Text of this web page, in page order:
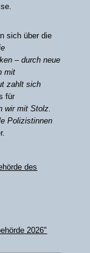
sich über die
– durch neue
mit
zahlt sich
für
wir mit Stolz.
Polizistinnen
des
2026"